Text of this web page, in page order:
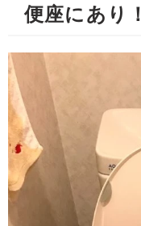
便座にあり！